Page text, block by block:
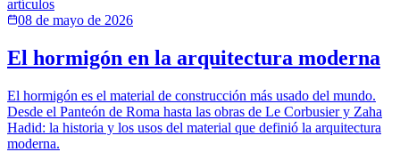
artículos
08 de mayo de 2026
El hormigón en la arquitectura moderna
El hormigón es el material de construcción más usado del mundo.
Desde el Panteón de Roma hasta las obras de Le Corbusier y Zaha
Hadid: la historia y los usos del material que definió la arquitectura
moderna.